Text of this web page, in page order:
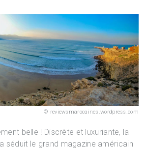
reviewsmarocaines.wordpress.com
belle ! Discrète et luxuriante, la
séduit le grand magazine américain